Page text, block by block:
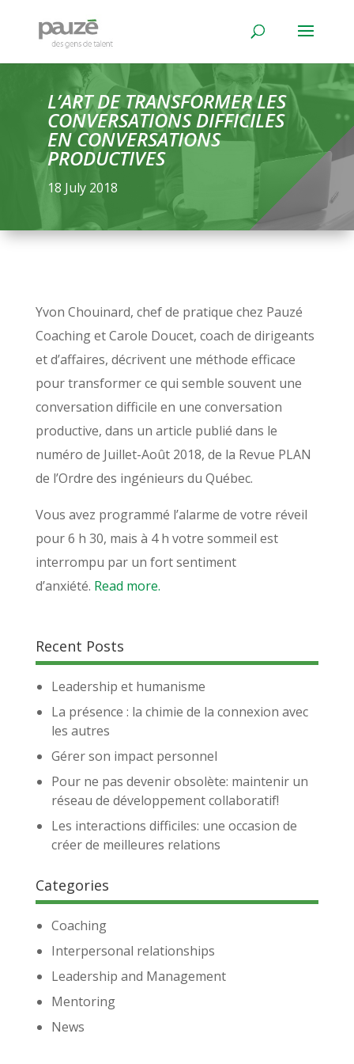
L’ART DE TRANSFORMER LES
CONVERSATIONS DIFFICILES
EN CONVERSATIONS
PRODUCTIVES
18 July 2018
Yvon Chouinard, chef de pratique chez Pauzé
Coaching et Carole Doucet, coach de dirigeants
et d’affaires, décrivent une méthode efficace
pour transformer ce qui semble souvent une
conversation difficile en une conversation
productive, dans un article publié dans le
numéro de Juillet-Août 2018, de la Revue PLAN
de l’Ordre des ingénieurs du Québec.
Vous avez programmé l’alarme de votre réveil
pour 6 h 30, mais à 4 h votre sommeil est
interrompu par un fort sentiment
d’anxiété. Read more.
Recent Posts
Leadership et humanisme
La présence : la chimie de la connexion avec
les autres
Gérer son impact personnel
Pour ne pas devenir obsolète: maintenir un
réseau de développement collaboratif!
Les interactions difficiles: une occasion de
créer de meilleures relations
Categories
Coaching
Interpersonal relationships
Leadership and Management
Mentoring
News